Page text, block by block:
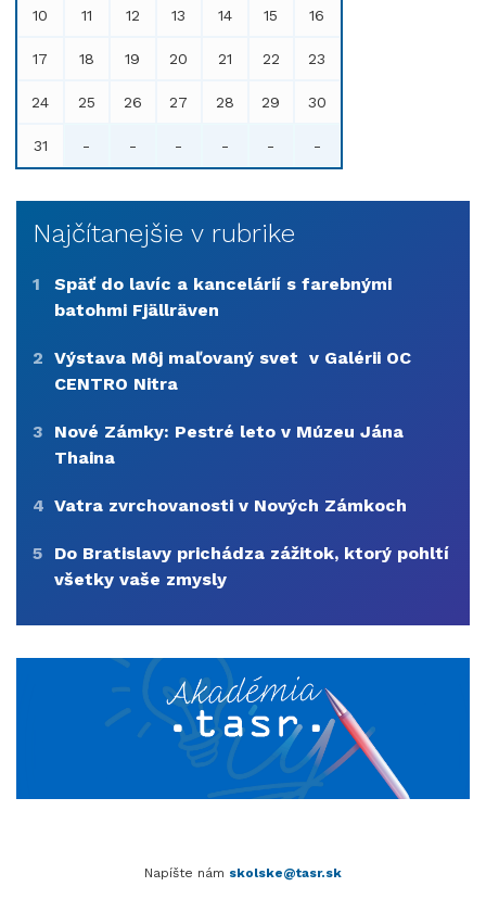
10 11 12 13 14 15 16
17 18 19 20 21 22 23
24 25 26 27 28 29 30
31 - - - - - -
Najčítanejšie v rubrike
1
Späť do lavíc a kancelárií s farebnými
batohmi Fjällräven
2 Výstava Môj maľovaný svet v Galérii OC
CENTRO Nitra
3
Nové Zámky: Pestré leto v Múzeu Jána
Thaina
4 Vatra zvrchovanosti v Nových Zámkoch
5
Do Bratislavy prichádza zážitok, ktorý pohltí
všetky vaše zmysly
Napíšte nám skolske@tasr.sk